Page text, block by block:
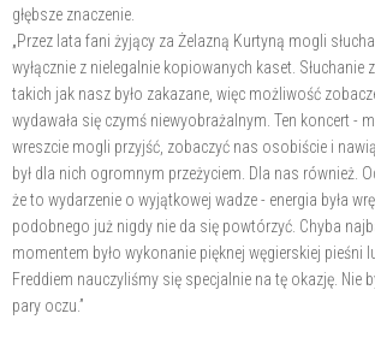
głębsze znaczenie.
„Przez lata fani żyjący za Żelazną Kurtyną mogli
wyłącznie z nielegalnie kopiowanych kaset. Słuchanie
takich jak nasz było zakazane, więc możliwość
wydawała się czymś niewyobrażalnym. Ten koncert -
wreszcie mogli przyjść, zobaczyć nas osobiście i
był dla nich ogromnym przeżyciem. Dla nas również.
że to wydarzenie o wyjątkowej wadze - energia była
podobnego już nigdy nie da się powtórzyć. Chyba
momentem było wykonanie pięknej węgierskiej pieśni
Freddiem nauczyliśmy się specjalnie na tę okazję. Nie
pary oczu.”